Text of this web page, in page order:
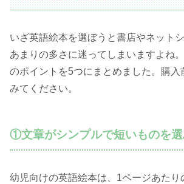
いざ英語絵本を選ぼうと書店やネット
あまりの多さに迷ってしまいますよね
のポイントを5つにまとめました。購入
みてください。
①文章がシンプルで短いものを
幼児向けの英語絵本は、1ページあたり